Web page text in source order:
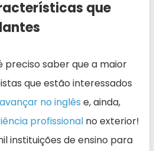
que
preciso saber que a maior
que estão interessados
avançar no inglês e, ainda,
profissional no exterior!
instituições de ensino para